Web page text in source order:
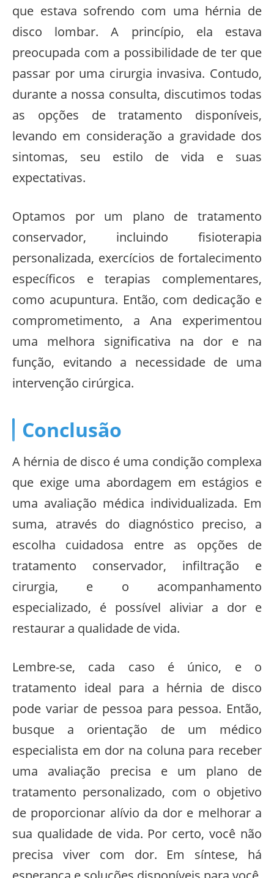
que estava sofrendo com uma hérnia de
disco lombar. A princípio, ela estava
preocupada com a possibilidade de ter que
passar por uma cirurgia invasiva. Contudo,
durante a nossa consulta, discutimos todas
as opções de tratamento disponíveis,
levando em consideração a gravidade dos
sintomas, seu estilo de vida e suas
expectativas.
Optamos por um plano de tratamento
conservador, incluindo fisioterapia
personalizada, exercícios de fortalecimento
específicos e terapias complementares,
como acupuntura. Então, com dedicação e
comprometimento, a Ana experimentou
uma melhora significativa na dor e na
função, evitando a necessidade de uma
intervenção cirúrgica.
Conclusão
A hérnia de disco é uma condição complexa
que exige uma abordagem em estágios e
uma avaliação médica individualizada. Em
suma, através do diagnóstico preciso, a
escolha cuidadosa entre as opções de
tratamento conservador, infiltração e
cirurgia, e o acompanhamento
especializado, é possível aliviar a dor e
restaurar a qualidade de vida.
Lembre-se, cada caso é único, e o
tratamento ideal para a hérnia de disco
pode variar de pessoa para pessoa. Então,
busque a orientação de um médico
especialista em dor na coluna para receber
uma avaliação precisa e um plano de
tratamento personalizado, com o objetivo
de proporcionar alívio da dor e melhorar a
sua qualidade de vida. Por certo, você não
precisa viver com dor. Em síntese, há